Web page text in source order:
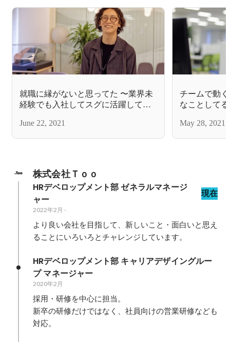
就職に縁がないと思ってた 〜業界未
経験でも入社してスグに活躍してい
June 22, 2021
チームで動
なことして
May 28, 2021
株式会社Ｔｏｏ
HRデベロップメント部 ゼネラルマネージ
ャー
現在
2022年2月 -
より良い会社を目指して、新しいこと・面白いと思え
ることにいろいろとチャレンジしています。
HRデベロップメント部 キャリアデザイングルー
プ マネージャー
2020年2月
採用・研修を中心に担当。
新卒の研修だけではなく、社員向けの営業研修なども
対応。